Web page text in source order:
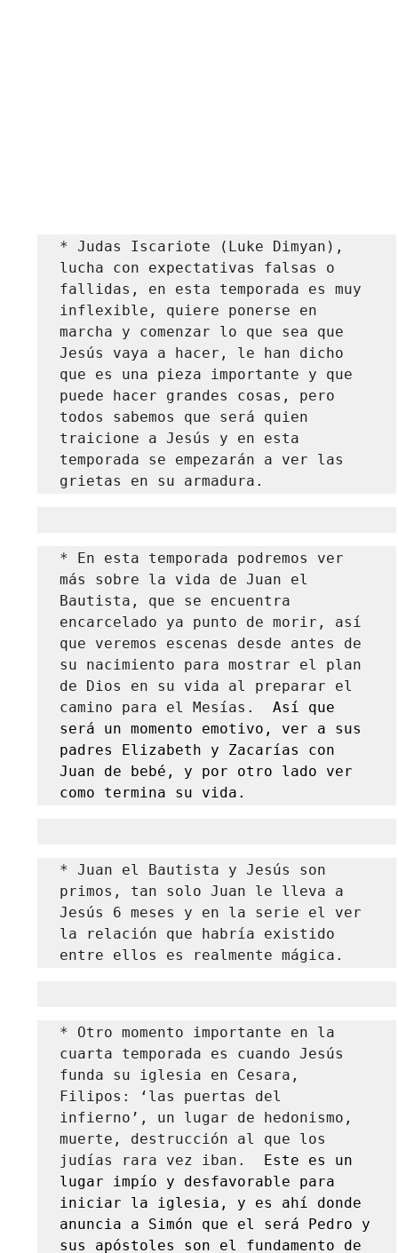
* Judas Iscariote (Luke Dimyan),
lucha con expectativas falsas o
fallidas, en esta temporada es muy
inflexible, quiere ponerse en
marcha y comenzar lo que sea que
Jesús vaya a hacer, le han dicho
que es una pieza importante y que
puede hacer grandes cosas, pero
todos sabemos que será quien
traicione a Jesús y en esta
temporada se empezarán a ver las
grietas en su armadura.
* En esta temporada podremos ver
más sobre la vida de Juan el
Bautista, que se encuentra
encarcelado ya punto de morir, así
que veremos escenas desde antes de
su nacimiento para mostrar el plan
de Dios en su vida al preparar el
camino para el Mesías.
Así que
será un momento emotivo, ver a sus
padres Elizabeth y Zacarías con
Juan de bebé, y por otro lado ver
como termina su vida.
* Juan el Bautista y Jesús son
primos, tan solo Juan le lleva a
Jesús 6 meses y en la serie el ver
la relación que habría existido
entre ellos es realmente mágica.
* Otro momento importante en la
cuarta temporada es cuando Jesús
funda su iglesia en Cesara,
Filipos: ‘las puertas del
infierno’, un lugar de hedonismo,
muerte, destrucción al que los
judías rara vez iban.
Este es un
lugar impío y desfavorable para
iniciar la iglesia, y es ahí donde
anuncia a Simón que el será Pedro y
sus apóstoles son el fundamento de